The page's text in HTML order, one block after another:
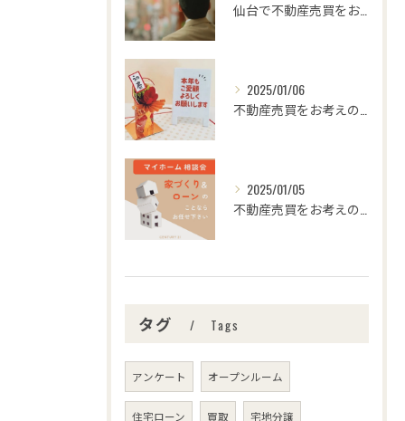
2025/01/06
2025/01/05
タグ Tags
アンケート オープンルーム
住宅ローン 買取 宅地分譲